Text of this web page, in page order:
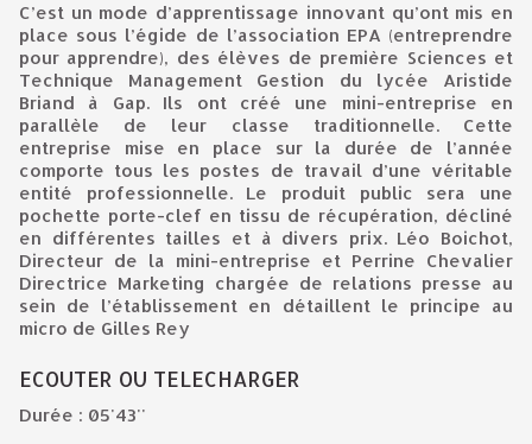
C’est un mode d’apprentissage innovant qu’ont mis en
place sous l’égide de l’association EPA (entreprendre
pour apprendre), des élèves de première Sciences et
Technique Management Gestion du lycée Aristide
Briand à Gap. Ils ont créé une mini-entreprise en
parallèle de leur classe traditionnelle. Cette
entreprise mise en place sur la durée de l’année
comporte tous les postes de travail d’une véritable
entité professionnelle. Le produit public sera une
pochette porte-clef en tissu de récupération, décliné
en différentes tailles et à divers prix. Léo Boichot,
Directeur de la mini-entreprise et Perrine Chevalier
Directrice Marketing chargée de relations presse au
sein de l’établissement en détaillent le principe au
micro de Gilles Rey
ECOUTER OU TELECHARGER
Durée : 05'43''